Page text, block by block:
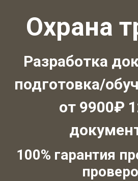
Охрана
Разработка
подготовка/
от 9900₽
100% гарантия